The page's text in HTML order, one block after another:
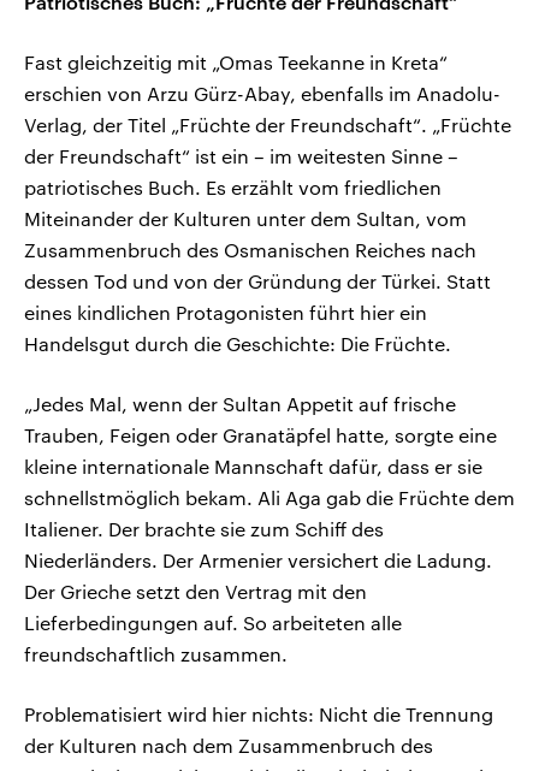
Fast gleichzeitig mit „Omas Teekanne in Kreta“
erschien von Arzu Gürz-Abay, ebenfalls im Anadolu-
Verlag, der Titel „Früchte der Freundschaft“. „Früchte
der Freundschaft“ ist ein – im weitesten Sinne –
patriotisches Buch. Es erzählt vom friedlichen
Miteinander der Kulturen unter dem Sultan, vom
Zusammenbruch des Osmanischen Reiches nach
dessen Tod und von der Gründung der Türkei. Statt
eines kindlichen Protagonisten führt hier ein
Handelsgut durch die Geschichte: Die Früchte.
„Jedes Mal, wenn der Sultan Appetit auf frische
Trauben, Feigen oder Granatäpfel hatte, sorgte eine
kleine internationale Mannschaft dafür, dass er sie
schnellstmöglich bekam. Ali Aga gab die Früchte dem
Italiener. Der brachte sie zum Schiff des
Niederländers. Der Armenier versichert die Ladung.
Der Grieche setzt den Vertrag mit den
Lieferbedingungen auf. So arbeiteten alle
freundschaftlich zusammen.
Problematisiert wird hier nichts: Nicht die Trennung
der Kulturen nach dem Zusammenbruch des